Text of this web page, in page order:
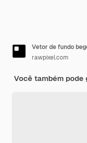
Vetor de fundo
rawpixel.com
Você também